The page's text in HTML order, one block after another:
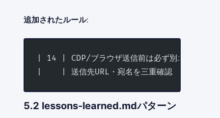
追加されたルール:
| 14 | CDP/ブラウザ送信前は必ず別エージェン
|    | 送信先URL・宛名を三重確認 |
5.2 lessons-learned.mdパターン